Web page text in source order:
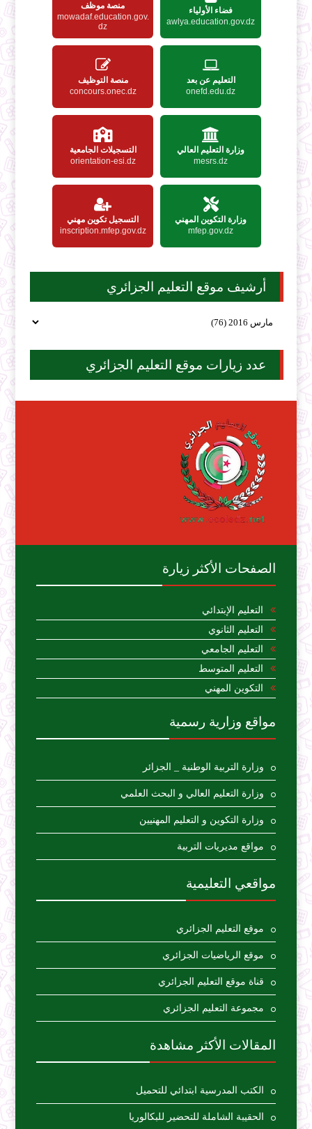
فضاء الأولياء
awlya.education.gov.dz
منصة موظف
mowadaf.education.gov.
dz
التعليم عن بعد
onefd.edu.dz
منصة التوظيف
concours.onec.dz
وزارة التعليم العالي
mesrs.dz
التسجيلات الجامعية
orientation-esi.dz
وزارة التكوين المهني
mfep.gov.dz
التسجيل تكوين مهني
inscription.mfep.gov.dz
أرشيف موقع التعليم الجزائري
عدد زيارات موقع التعليم الجزائري
الصفحات الأكثر زيارة
التعليم الإبتدائي
التعليم الثانوي
التعليم الجامعي
التعليم المتوسط
التكوين المهني
مواقع وزارية رسمية
وزارة التربية الوطنية _ الجزائر
وزارة التعليم العالي و البحث العلمي
وزارة التكوين و التعليم المهنيين
مواقع مديريات التربية
مواقعي التعليمية
موقع التعليم الجزائري
موقع الرياضيات الجزائري
قناة موقع التعليم الجزائري
مجموعة التعليم الجزائري
المقالات الأكثر مشاهدة
الكتب المدرسية ابتدائي للتحميل
الحقيبة الشاملة للتحضير للبكالوريا